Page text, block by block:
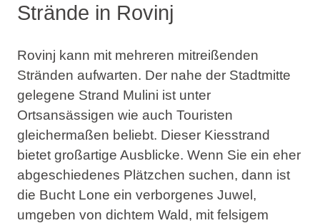
Strände in Rovinj
Rovinj kann mit mehreren mitreißenden
Stränden aufwarten. Der nahe der Stadtmitte
gelegene Strand Mulini ist unter
Ortsansässigen wie auch Touristen
gleichermaßen beliebt. Dieser Kiesstrand
bietet großartige Ausblicke. Wenn Sie ein eher
abgeschiedenes Plätzchen suchen, dann ist
die Bucht Lone ein verborgenes Juwel,
umgeben von dichtem Wald, mit felsigem